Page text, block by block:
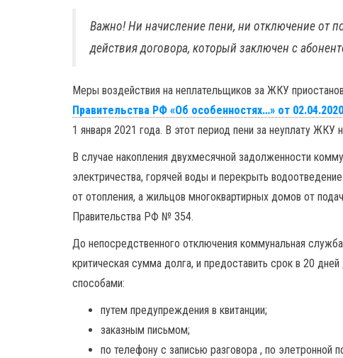
Важно! Ни начисление пени, ни отключение от
действия договора, который заключен с
Меры воздействия на неплательщиков за ЖКУ
Правительства РФ «Об особенностях…» от
1 января 2021 года. В этот период пени за неуплату
В случае накопления двухмесячной задолженности
электричества, горячей воды и перекрыть
от отопления, а жильцов многоквартирных домов от
Правительства РФ № 354.
До непосредственного отключения коммунальная
критическая сумма долга, и предоставить срок в 20
способами:
путем предупреждения в квитанции;
заказным письмом;
по телефону с записью разговора , по элетронной